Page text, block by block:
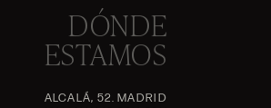
DÓNDE
ESTAMOS
ALCALÁ, 52. MADRID